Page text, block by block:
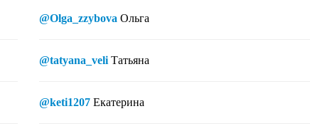
@Olga_zzybova Ольга
@tatyana_veli Татьяна
@keti1207 Екатерина